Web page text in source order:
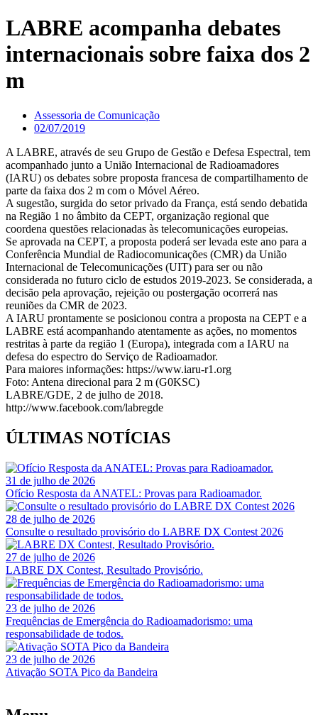
LABRE acompanha debates
internacionais sobre faixa dos 2
m
Assessoria de Comunicação
02/07/2019
A LABRE, através de seu Grupo de Gestão e Defesa Espectral, tem
acompanhado junto a União Internacional de Radioamadores
(IARU) os debates sobre proposta francesa de compartilhamento de
parte da faixa dos 2 m com o Móvel Aéreo.
A sugestão, surgida do setor privado da França, está sendo debatida
na Região 1 no âmbito da CEPT, organização regional que
coordena questões relacionadas às telecomunicações europeias.
Se aprovada na CEPT, a proposta poderá ser levada este ano para a
Conferência Mundial de Radiocomunicações (CMR) da União
Internacional de Telecomunicações (UIT) para ser ou não
considerada no futuro ciclo de estudos 2019-2023. Se considerada, a
decisão pela aprovação, rejeição ou postergação ocorrerá nas
reuniões da CMR de 2023.
A IARU prontamente se posicionou contra a proposta na CEPT e a
LABRE está acompanhando atentamente as ações, no momentos
restritas à parte da região 1 (Europa), integrada com a IARU na
defesa do espectro do Serviço de Radioamador.
Para maiores informações: https://www.iaru-r1.org
Foto: Antena direcional para 2 m (G0KSC)
LABRE/GDE, 2 de julho de 2018.
http://www.facebook.com/labregde
ÚLTIMAS NOTÍCIAS
31 de julho de 2026
Ofício Resposta da ANATEL: Provas para Radioamador.
28 de julho de 2026
Consulte o resultado provisório do LABRE DX Contest 2026
27 de julho de 2026
LABRE DX Contest, Resultado Provisório.
23 de julho de 2026
Frequências de Emergência do Radioamadorismo: uma
responsabilidade de todos.
23 de julho de 2026
Ativação SOTA Pico da Bandeira